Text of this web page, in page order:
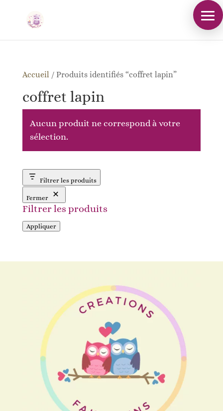
Accueil / Produits identifiés “coffret lapin”
coffret lapin
Aucun produit ne correspond à votre
sélection.
Filtrer les produits
Fermer
Filtrer les produits
Appliquer